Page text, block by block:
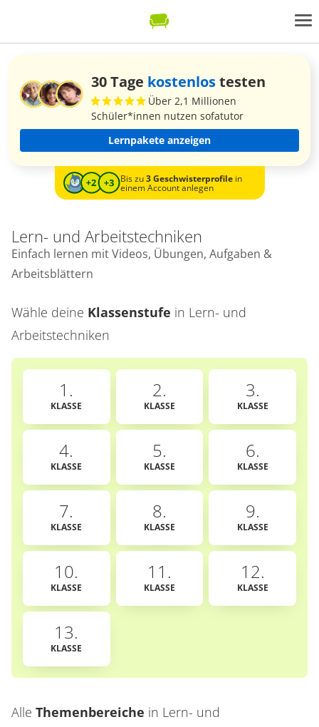
30 Tage kostenlostesten
Über 2,1 Millionen
Schüler*innen nutzen sofatutor
Lernpakete anzeigen
Bis zu3 Geschwisterprofilein
einem Account anlegen
Lern- und Arbeitstechniken
Einfach lernen mit Videos, Übungen, Aufgaben &
Arbeitsblättern
Wähle deine Klassenstufe in Lern- und
Arbeitstechniken
1.
KLASSE
2.
KLASSE
3.
KLASSE
4.
KLASSE
5.
KLASSE
6.
KLASSE
7.
KLASSE
8.
KLASSE
9.
KLASSE
10.
KLASSE
11.
KLASSE
12.
KLASSE
13.
KLASSE
Alle Themenbereiche in Lern- und